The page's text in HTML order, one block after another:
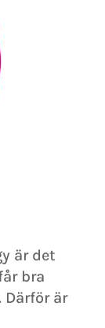
är det
bra
Därför är